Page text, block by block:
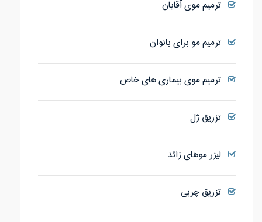
ترمیم موی آقایان
ترمیم مو برای بانوان
ترمیم موی بیماری های خاص
تزریق ژل
لیزر موهای زائد
تزریق چربی